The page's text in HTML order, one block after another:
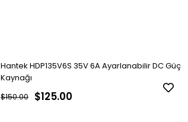
Hantek HDP135V6S 35V 6A Ayarlanabilir DC Güç
Kaynağı
$125.00
$150.00